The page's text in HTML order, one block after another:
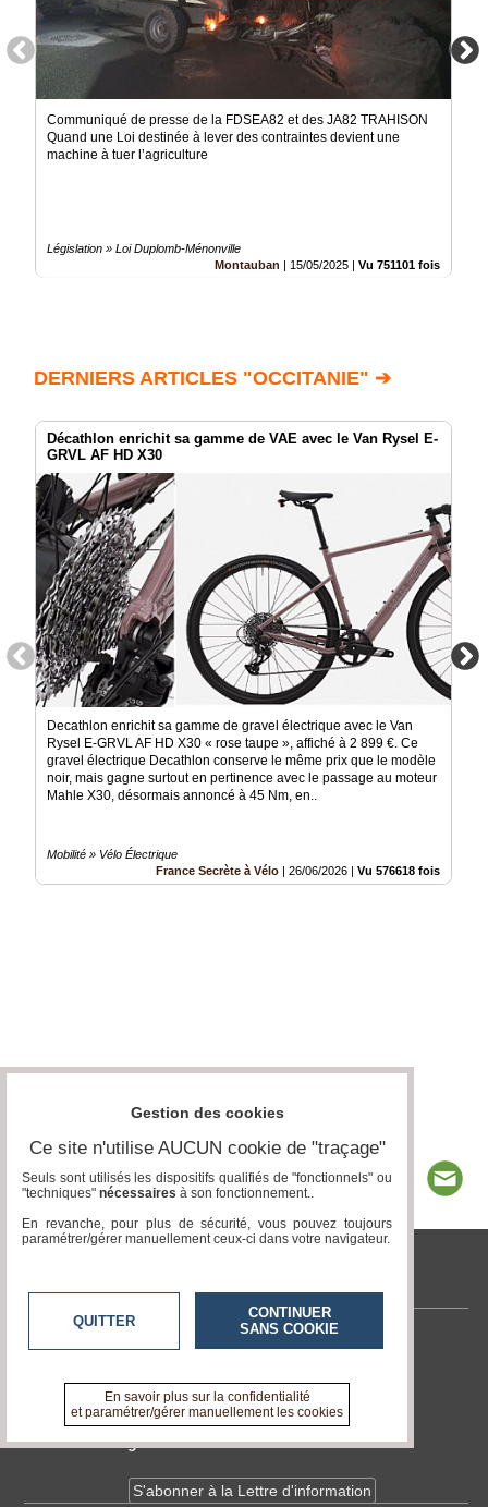
Communiqué de presse de la FDSEA82 et des JA82 TRAHISON
Quand une Loi destinée à lever des contraintes devient une
machine à tuer l’agriculture
Législation » Loi Duplomb-Ménonville
Montauban | 15/05/2025 | Vu 751101 fois
DERNIERS ARTICLES "OCCITANIE" ➔
Décathlon enrichit sa gamme de VAE avec le Van Rysel E-
GRVL AF HD X30
Decathlon enrichit sa gamme de gravel électrique avec le Van
Rysel E-GRVL AF HD X30 « rose taupe », affiché à 2 899 €. Ce
gravel électrique Decathlon conserve le même prix que le modèle
noir, mais gagne surtout en pertinence avec le passage au moteur
Mahle X30, désormais annoncé à 45 Nm, en..
Mobilité » Vélo Électrique
France Secrète à Vélo | 26/06/2026 | Vu 576618 fois
tvlocale.fr
Contactez-nous
A propos de tvlocale.fr
Devenir délégué
S'abonner à la Lettre d'information
Gestion des cookies
Ce site n'utilise AUCUN cookie de "traçage"
Seuls sont utilisés les dispositifs qualifiés de "fonctionnels" ou
"techniques" nécessaires à son fonctionnement..
En revanche, pour plus de sécurité, vous pouvez toujours
paramétrer/gérer manuellement ceux-ci dans votre navigateur.
QUITTER
CONTINUER
SANS COOKIE
En savoir plus sur la confidentialité
et paramétrer/gérer manuellement les cookies